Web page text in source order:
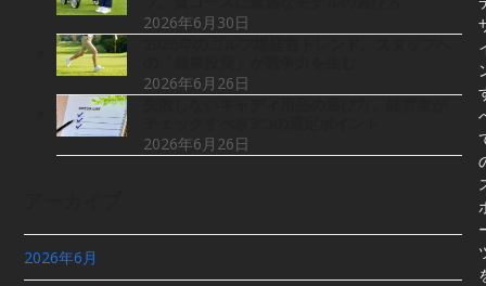
2026年6月30日
2026年6月26日
2026年6月26日
2026年6月